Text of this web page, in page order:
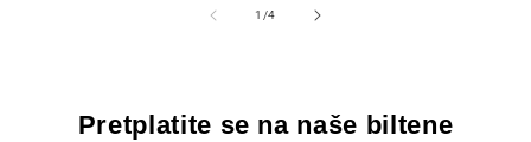
1 /od
4
Pretplatite se na naše biltene